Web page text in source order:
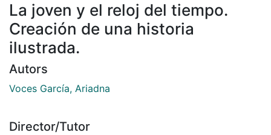
La joven y el reloj del tiempo.
Creación de una historia
ilustrada.
Autors
Voces García, Ariadna
Director/Tutor